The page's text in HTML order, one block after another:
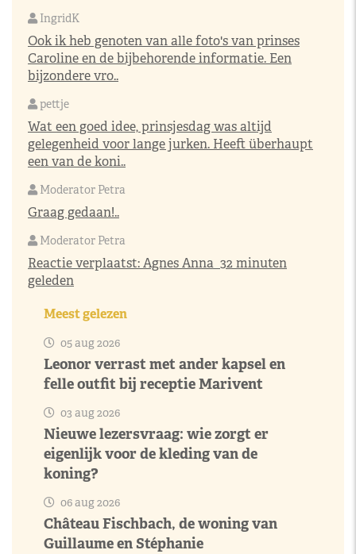
IngridK
Ook ik heb genoten van alle foto's van prinses
Caroline en de bijbehorende informatie. Een
bijzondere vro..
pettje
Wat een goed idee, prinsjesdag was altijd
gelegenheid voor lange jurken. Heeft überhaupt
een van de koni..
Moderator Petra
Graag gedaan!..
Moderator Petra
Reactie verplaatst:Agnes Anna 32 minuten
geleden
Meest gelezen
05 aug 2026
Leonor verrast met ander kapsel en
felle outfit bij receptie Marivent
03 aug 2026
Nieuwe lezersvraag: wie zorgt er
eigenlijk voor de kleding van de
koning?
06 aug 2026
Château Fischbach, de woning van
Guillaume en Stéphanie